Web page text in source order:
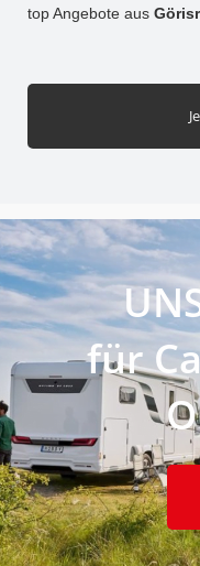
top Angebote aus
für